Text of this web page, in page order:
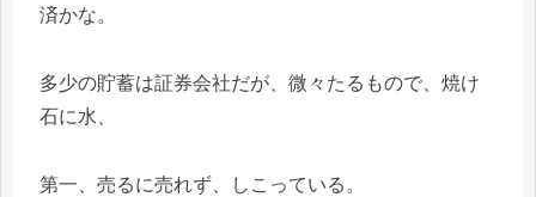
済かな。
多少の貯蓄は証券会社だが、微々たるもので、焼け
石に水、
第一、売るに売れず、しこっている。